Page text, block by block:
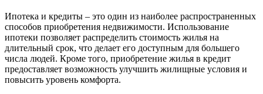
Ипотека и кредиты – это один из наиболее распространенных
способов приобретения недвижимости. Использование
ипотеки позволяет распределить стоимость жилья на
длительный срок, что делает его доступным для большего
числа людей. Кроме того, приобретение жилья в кредит
предоставляет возможность улучшить жилищные условия и
повысить уровень комфорта.